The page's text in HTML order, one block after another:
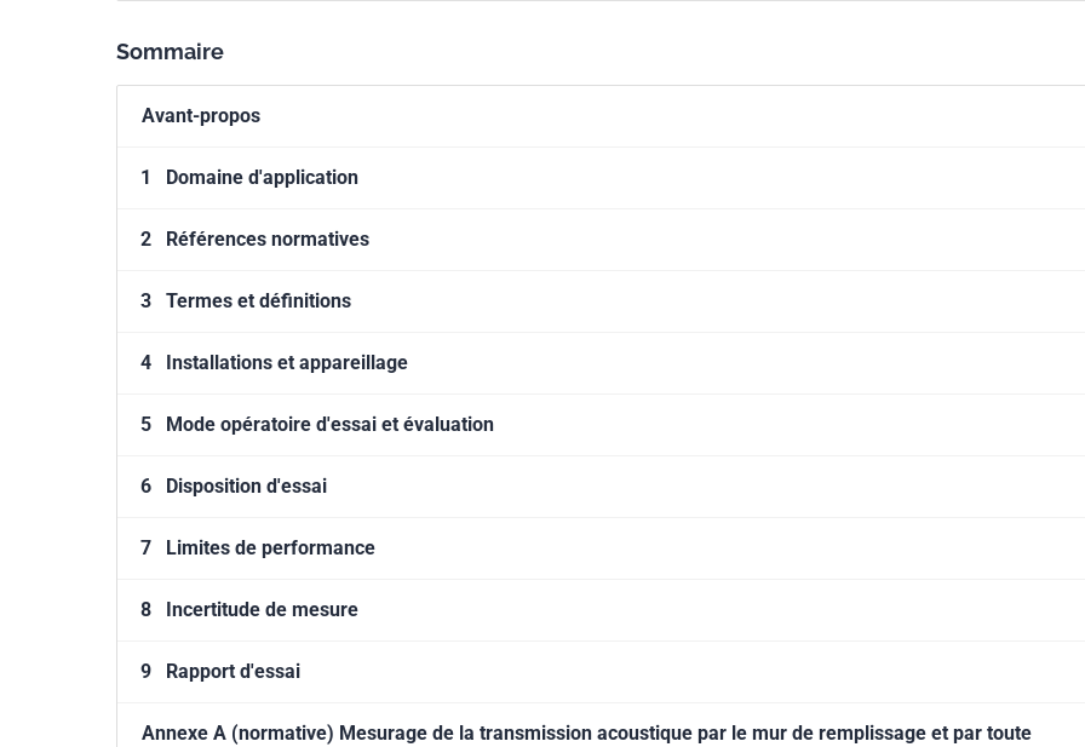
Sommaire
Avant-propos
1 Domaine d'application
2 Références normatives
3 Termes et définitions
4 Installations et appareillage
5 Mode opératoire d'essai et évaluation
6 Disposition d'essai
7 Limites de performance
8 Incertitude de mesure
9 Rapport d'essai
Annexe A (normative) Mesurage de la transmission acoustique par le mur de remplissage et par toute